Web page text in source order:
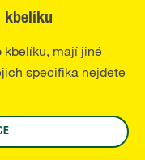
kbelíku
kbelíku, mají jiné
specifika nejdete